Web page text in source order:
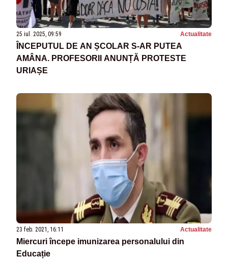
25 iul. 2025, 09:59 Actualitate
ÎNCEPUTUL DE AN ȘCOLAR S-AR PUTEA
AMÂNA. PROFESORII ANUNȚĂ PROTESTE
URIAȘE
23 feb. 2021, 16:11 Actualitate
Miercuri începe imunizarea personalului din
Educație